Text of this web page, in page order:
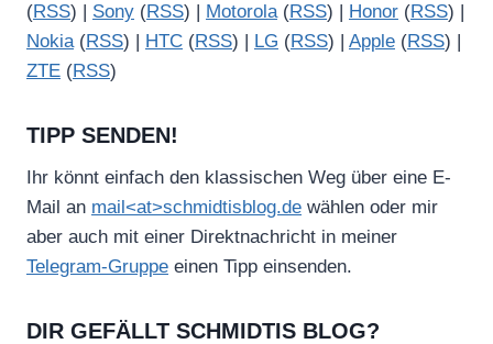
(RSS) | Sony (RSS) | Motorola(RSS) | Honor (RSS) |
Nokia(RSS) | HTC (RSS) | LG (RSS) | Apple (RSS) |
ZTE (RSS)
TIPP SENDEN!
Ihr könnt einfach den klassischen Weg über eine E-
Mail an mail<at>schmidtisblog.de wählen oder mir
aber auch mit einer Direktnachricht in meiner
Telegram-Gruppe einen Tipp einsenden.
DIR GEFÄLLT SCHMIDTIS BLOG?